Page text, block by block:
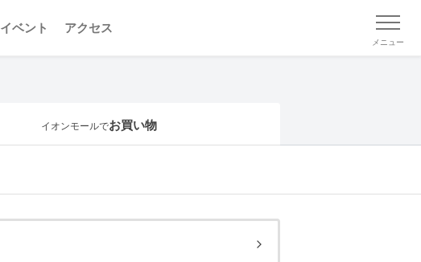
イベント アクセス
メニュー
イオンモールでお買い物